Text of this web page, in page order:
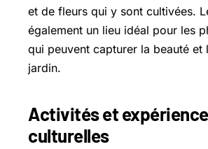
et de fleurs qui y sont cultivées.
également un lieu idéal pour les
qui peuvent capturer la beauté et
jardin.
Activités et
culturelles